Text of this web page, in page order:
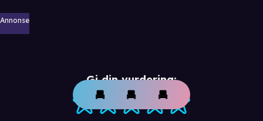
Annonse
Gi din vurdering: